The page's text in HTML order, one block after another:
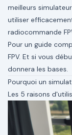
meilleurs
utiliser
radiocommande
Pour un guide
FPV. Et si vous
donnera les bases.
Pourquoi un
Les 5 raisons